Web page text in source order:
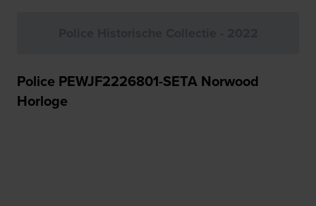
Police PEWJF2226801-SETA Norwood
Horloge